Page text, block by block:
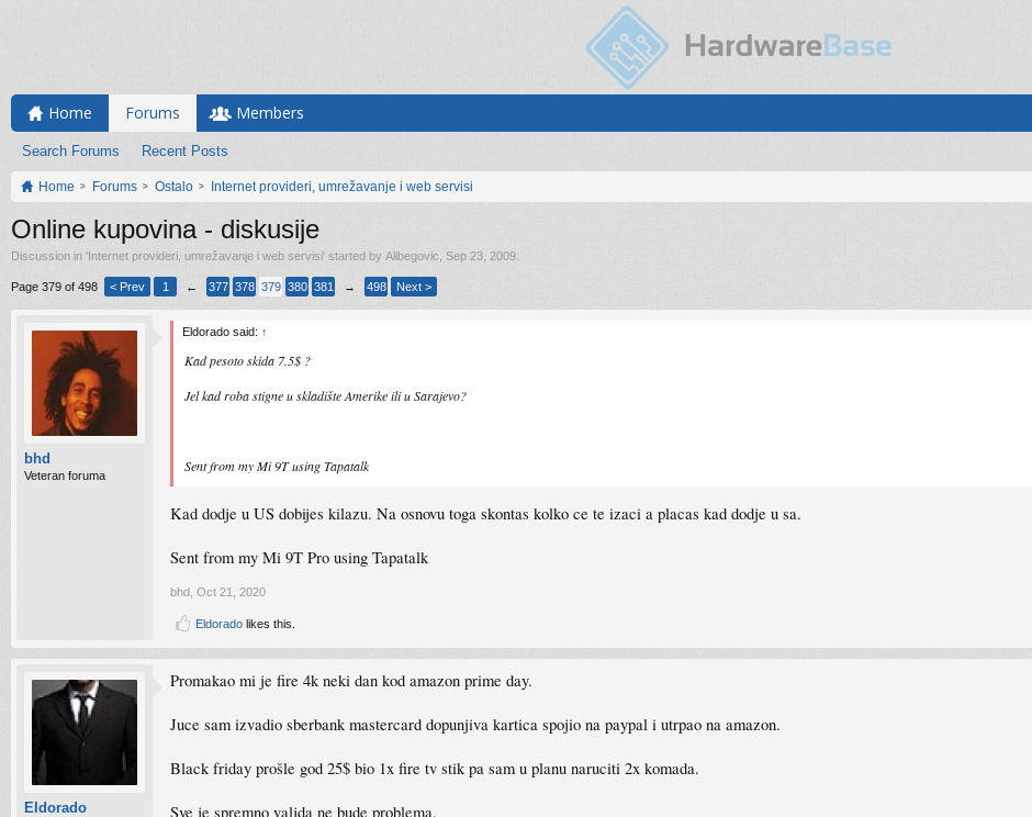
Home Forums
Search Forums Recent Posts
Members
Home Forums Ostalo Internet provideri, umrežavanje i web servisi
Online kupovina - diskusije
Discussion in 'Internet provideri, umrežavanje i web servisi' started by Alibegovic Sep 23, 2009
Page 379 of 498 < Prev 1 ← 377 378 379 380 381 → 498 Next >
bhd
Veteran foruma
Eldorado said: ↑
Kad pesoto skida 7.5$ ?
Jel kad roba stigne u skladište Amerike ili u Sarajevo?
Sent from my Mi 9T using Tapatalk
Kad dodje u US dobijes kilazu. Na osnovu toga skontas kolko ce te izaci a placas kad dodje u sa.
Sent from my Mi 9T Pro using Tapatalk
bhd Oct 21, 2020
Eldorado likes this.
Eldorado
Promakao mi je fire 4k neki dan kod amazon prime day.
Juce sam izvadio sberbank mastercard dopunjiva kartica spojio na paypal i utrpao na amazon.
Black friday prošle god 25$ bio 1x fire tv stik pa sam u planu naruciti 2x komada.
Sve je spremno valjda ne bude problema.